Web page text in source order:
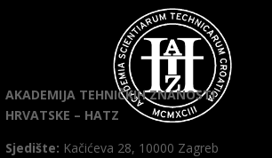
AKADEMIJA TEHNIČKIH ZNANOSTI
HRVATSKE – HATZ
Sjedište: Kačićeva 28, 10000 Zagreb